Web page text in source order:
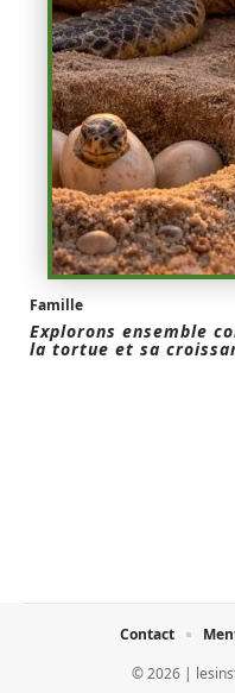
Famille
Explorons ensemble
la tortue et sa
© 2026 |
Contact